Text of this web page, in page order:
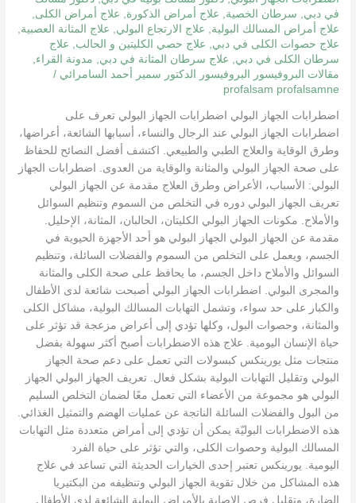
في دبي
سرطان الخصية علاج أمراض الذكورة علاج أمراض الكلى
علاج أمراض المسالك البولية
علاج الارتجاع البولي علاج المثانة العصبية
علاج حصوات الكلى في دبي
علاج حصي الكليتين و الحالب
علاج
سرطان الكلى في دبي
علاج سرطان المثانة في دبي مدونة القراء
مقالات البروفيسور البروفيسور الدكتور سمير أحمد السامرائي /
profalsam profalsamne
اضطرابات الجهاز البولي اضطرابات الجهاز البولي تعرف على
اضطرابات الجهاز البولي عند الرجال والنساء، أسبابها الشائعة، أعراضها،
وطرق الوقاية والعلاج الطبي والطبيعي. اكتشف أفضل النصائح للحفاظ
على صحة الجهاز البولي والمثانة والوقاية من العدوى. اضطرابات الجهاز
البولي: الأسباب، الأعراض وطرق العلاج مقدمة عن الجهاز البولي
تعريف الجهاز البولي دوره في التخلص من السموم وتنظيم السوائل
والأملاح. مكونات الجهاز البولي الكليتان، الحالبان، المثانة، الإحليل.
مقدمة عن الجهاز البولي الجهاز البولي هو أحد الأجهزة الحيوية في
الجسم، ويعمل على التخلص من السموم والفضلات السائلة، وتنظيم
السوائل والأملاح داخل الجسم، ما يحافظ على صحة الكلى والمثانة
والمجرى البولي. اضطرابات الجهاز البولي أصبحت شائعة لدى الأطفال
والكبار على حد سواء، وتشمل التهابات المسالك البولية، مشاكل الكلى
والمثانة، وحصوات البول، وكلها تؤدي إلى أعراض مزعجة قد تؤثر على
حياة الإنسان اليومية. علاج هذه الاضطرابات أصبح أكثر سهولة بفضل
منتجات مثل يورينكس كبسولات التي تعمل على دعم صحة الجهاز
البولي وتقليل التهابات البولية بشكل فعال. تعريف الجهاز البولي الجهاز
البولي هو مجموعة من الأعضاء التي تعمل معًا لضمان التخلص السليم
من البول والفضلات السائلة الناتجة عن عمليات الهضم والتمثيل الغذائي.
هذه الاضطرابات البوليّة يمكن أن تؤدي إلى أمراض متعددة مثل التهابات
المسالك البولية وحصوات الكلى، والتي تؤثر على حياة الفرد
اليومية. يورينكس تعتبر إحدى الخيارات الحديثة التي تساعد في علاج
هذه المشاكل من خلال تقوية الجهاز البولي وتنظيفه من البكتيريا
الضارة، وتقليل فرص الإصابة بالأمراض البولية الشائعة لدى الأطفال
التشخيص
والعلاج
الفعّال